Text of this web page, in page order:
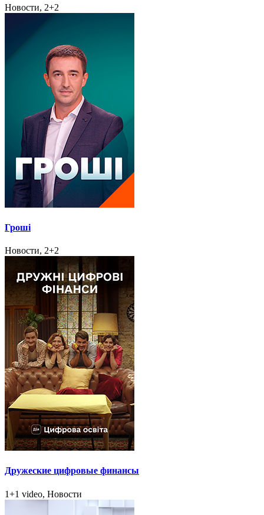
Новости, 2+2
Гроші
Новости, 2+2
Дружеские цифровые финансы
1+1 video, Новости